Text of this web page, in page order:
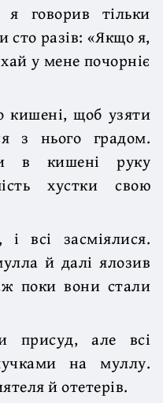
говорив тільки
сто разів: «Якщо я,
у мене почорніє
кишені, щоб узяти
з нього градом.
в кишені руку
хустки свою
всі засміялися.
й далі ялозив
поки вони стали
присуд, але всі
на муллу.
й отетерів.